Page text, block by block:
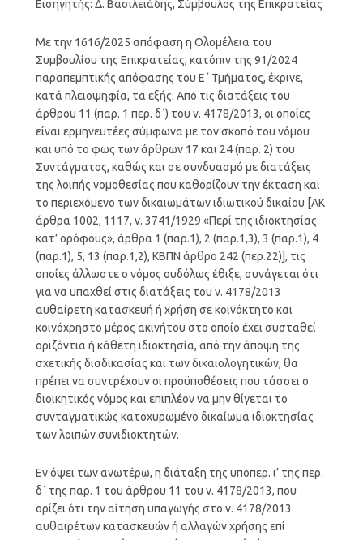
Εισηγητής: Δ. Βασιλειάδης, Σύμβουλος της Επικρατείας
Με την 1616/2025 απόφαση η Ολομέλεια του
Συμβουλίου της Επικρατείας, κατόπιν της 91/2024
παραπεμπτικής απόφασης του Ε΄ Τμήματος, έκρινε,
κατά πλειοψηφία, τα εξής: Aπό τις διατάξεις του
άρθρου 11 (παρ. 1 περ. δ΄) του ν. 4178/2013, οι οποίες
είναι ερμηνευτέες σύμφωνα με τον σκοπό του νόμου
και υπό το φως των άρθρων 17 και 24 (παρ. 2) του
Συντάγματος, καθώς και σε συνδυασμό με διατάξεις
της λοιπής νομοθεσίας που καθορίζουν την έκταση και
το περιεχόμενο των δικαιωμάτων ιδιωτικού δικαίου [ΑΚ
άρθρα 1002, 1117, ν. 3741/1929 «Περί της ιδιοκτησίας
κατ’ ορόφους», άρθρα 1 (παρ.1), 2 (παρ.1,3), 3 (παρ.1), 4
(παρ.1), 5, 13 (παρ.1,2), ΚΒΠΝ άρθρο 242 (περ.22)], τις
οποίες άλλωστε ο νόμος ουδόλως έθιξε, συνάγεται ότι
για να υπαχθεί στις διατάξεις του ν. 4178/2013
αυθαίρετη κατασκευή ή χρήση σε κοινόκτητο και
κοινόχρηστο μέρος ακινήτου στο οποίο έχει συσταθεί
οριζόντια ή κάθετη ιδιοκτησία, από την άποψη της
σχετικής διαδικασίας και των δικαιολογητικών, θα
πρέπει να συντρέχουν οι προϋποθέσεις που τάσσει ο
διοικητικός νόμος και επιπλέον να μην θίγεται το
συνταγματικώς κατοχυρωμένο δικαίωμα ιδιοκτησίας
των λοιπών συνιδιοκτητών.
Εν όψει των ανωτέρω, η διάταξη της υποπερ. ι’ της περ.
δ΄ της παρ. 1 του άρθρου 11 του ν. 4178/2013, που
ορίζει ότι την αίτηση υπαγωγής στο ν. 4178/2013
αυθαιρέτων κατασκευών ή αλλαγών χρήσης επί